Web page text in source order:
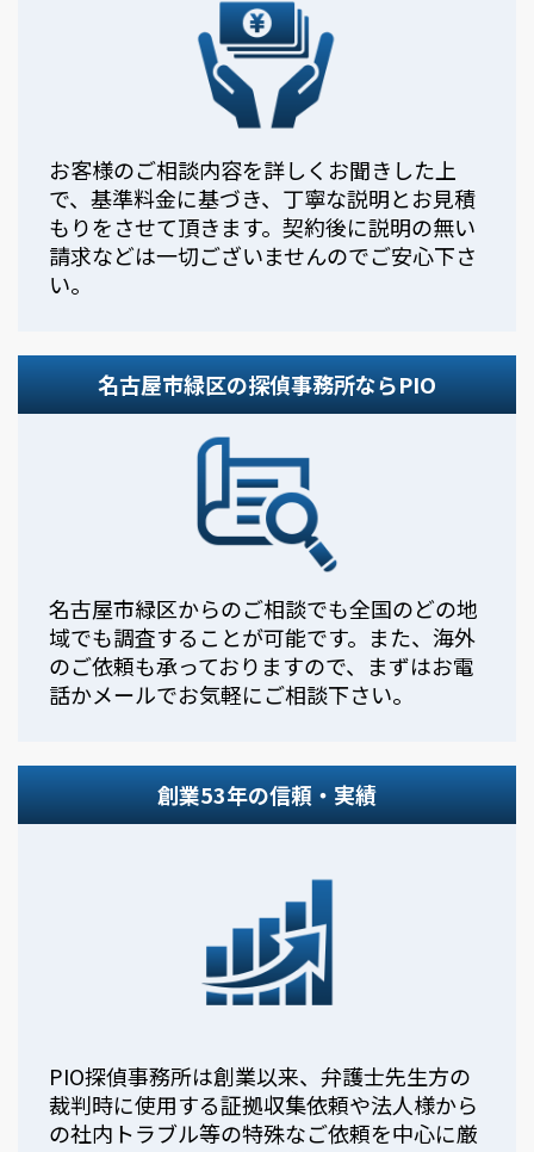
お客様のご相談内容を詳しくお聞きした上
で、基準料金に基づき、丁寧な説明とお見積
もりをさせて頂きます。契約後に説明の無い
請求などは一切ございませんのでご安心下さ
い。
名古屋市緑区の探偵事務所ならPIO
名古屋市緑区からのご相談でも全国のどの地
域でも調査することが可能です。また、海外
のご依頼も承っておりますので、まずはお電
話かメールでお気軽にご相談下さい。
創業53年の信頼・実績
PIO探偵事務所は創業以来、弁護士先生方の
裁判時に使用する証拠収集依頼や法人様から
の社内トラブル等の特殊なご依頼を中心に厳